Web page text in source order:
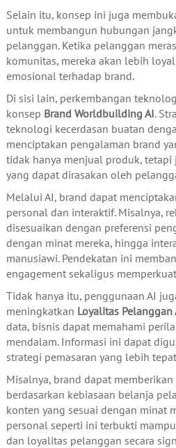
Selain itu, konsep ini juga
untuk membangun hubungan
pelanggan. Ketika pelanggan
komunitas, mereka akan lebih
emosional terhadap brand.
Di sisi lain, perkembangan
konsep Brand Worldbuilding AI.
teknologi kecerdasan buatan
menciptakan pengalaman brand
tidak hanya menjual produk, tetapi
yang dapat dirasakan oleh
Melalui AI, brand dapat
personal dan interaktif. Misalnya,
disesuaikan dengan preferensi
dengan minat mereka, hingga
manusiawi. Pendekatan ini
engagement sekaligus
Tidak hanya itu, penggunaan AI
meningkatkan Loyalitas Pelanggan
data, bisnis dapat memahami
mendalam. Informasi ini dapat
strategi pemasaran yang lebih
Misalnya, brand dapat
berdasarkan kebiasaan belanja
konten yang sesuai dengan minat
personal seperti ini terbukti
dan loyalitas pelanggan secara